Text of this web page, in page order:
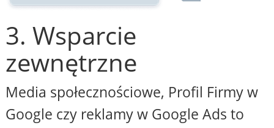
3. Wsparcie
zewnętrzne
Media społecznościowe, Profil Firmy w
Google czy reklamy w Google Ads to